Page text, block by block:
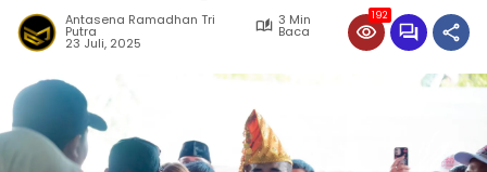
Antasena Ramadhan Tri
Putra
3 Min
Baca
23 Juli, 2025
192